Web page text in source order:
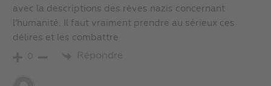
avec la descriptions des rèves nazis concernant
l’humanité. Il faut vraiment prendre au sérieux ces
délires et les combattre
0 Répondre